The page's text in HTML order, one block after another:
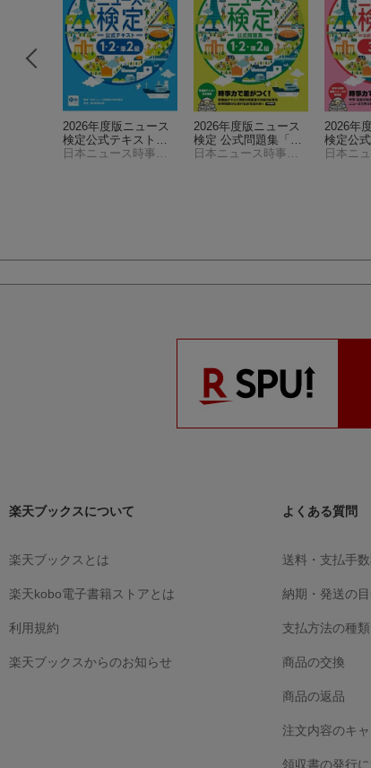
2026年度版ニュース
検定公式テキスト
「時事力」発展編
2026年度版ニュース
検定 公式問題集「時
事力」（1・2・準2級
2026年
検定公式
問題集
楽天ブックスについて
楽天ブックスとは
楽天kobo電子書籍ストアとは
利用規約
楽天ブックスからのお知らせ
よくある質問
送料・支払手
納期・発送の
支払方法の種類
商品の交換
商品の返品
注文内容のキ
領収書の発行